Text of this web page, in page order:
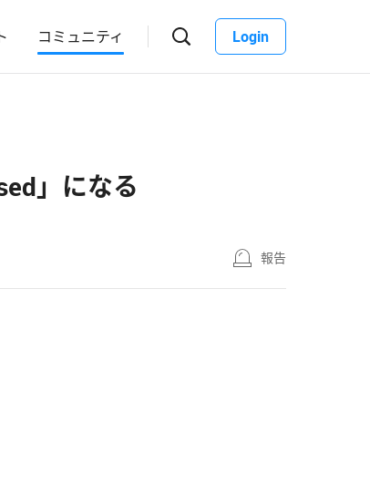
コミュニティ Login
」になる
報告